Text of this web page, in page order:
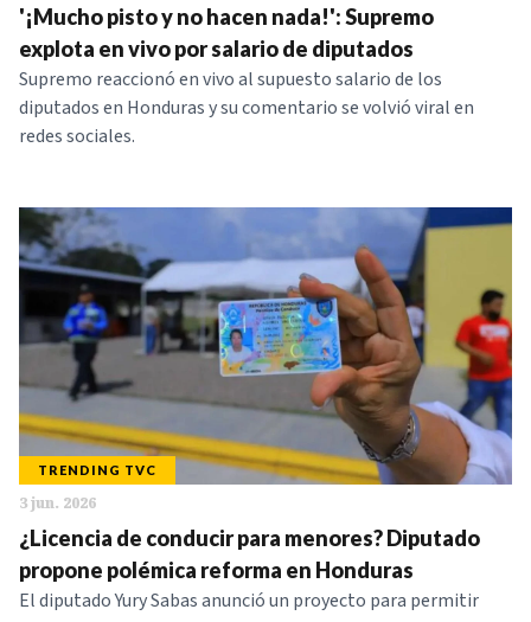
'¡Mucho pisto y no hacen nada!': Supremo
explota en vivo por salario de diputados
Supremo reaccionó en vivo al supuesto salario de los
diputados en Honduras y su comentario se volvió viral en
redes sociales.
TRENDING TVC
3 jun. 2026
¿Licencia de conducir para menores? Diputado
propone polémica reforma en Honduras
El diputado Yury Sabas anunció un proyecto para permitir